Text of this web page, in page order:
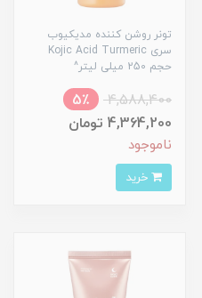
تونر روشن کننده مدیکیوب
سری Kojic Acid Turmeric
حجم 250 میلی لیتر^
4,588,400
5٪
4,364,200 تومان
ناموجود